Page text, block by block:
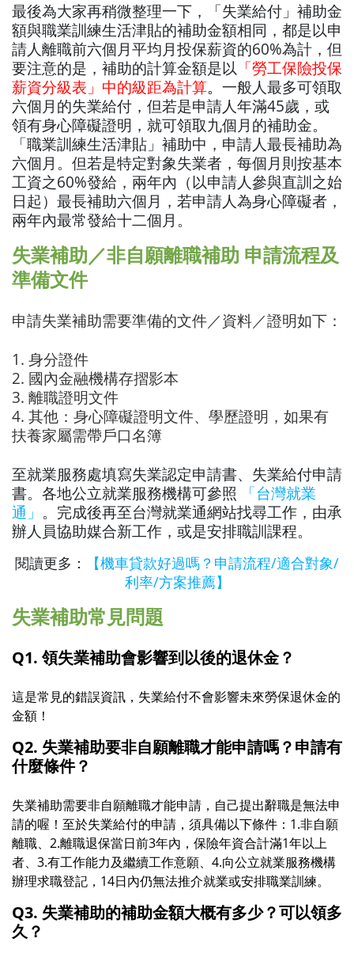
最後為大家再稍微整理一下，「失業給付」補助金
額與職業訓練生活津貼的補助金額相同，都是以申
請人離職前六個月平均月投保薪資的60%為計，但
要注意的是，補助的計算金額是以 「勞工保險投保
薪資分級表」中的級距為計算。 一般人最多可領取
六個月的失業給付，但若是申請人年滿45歲，或
領有身心障礙證明，就可領取九個月的補助金。
「職業訓練生活津貼」補助中，申請人最長補助為
六個月。但若是特定對象失業者，每個月則按基本
工資之60%發給，兩年內（以申請人參與直訓之始
日起）最長補助六個月，若申請人為身心障礙者，
兩年內最常發給十二個月。
失業補助／非自願離職補助 申請流程及
準備文件
申請失業補助需要準備的文件／資料／證明如下：
1. 身分證件
2. 國內金融機構存摺影本
3. 離職證明文件
4. 其他：身心障礙證明文件、學歷證明，如果有
扶養家屬需帶戶口名簿
至就業服務處填寫失業認定申請書、失業給付申請
書。各地公立就業服務機構可參照
「台灣就業
通」 。完成後再至台灣就業通網站找尋工作，由承
辦人員協助媒合新工作，或是安排職訓課程。
閱讀更多：
【機車貸款好過嗎？申請流程/適合對象/
利率/方案推薦】
失業補助常見問題
Q1. 領失業補助會影響到以後的退休金？
這是常見的錯誤資訊，失業給付不會影響未來勞保退休金的
金額！
Q2. 失業補助要非自願離職才能申請嗎？申請有
什麼條件？
失業補助需要非自願離職才能申請，自己提出辭職是無法申
請的喔！至於失業給付的申請，須具備以下條件：1.非自願
離職、2.離職退保當日前3年內，保險年資合計滿1年以上
者、3.有工作能力及繼續工作意願、4.向公立就業服務機構
辦理求職登記，14日內仍無法推介就業或安排職業訓練。
Q3. 失業補助的補助金額大概有多少？可以領多
久？